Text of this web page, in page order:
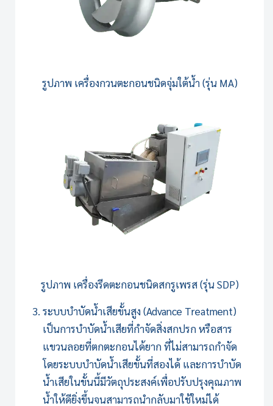
รูปภาพ เครื่องกวนตะกอนชนิดจุ่มใต้น้ำ (รุ่น MA)
รูปภาพ เครื่องรีดตะกอนชนิดสกรูเพรส (รุ่น SDP)
ระบบบำบัดน้ำเสียขั้นสูง (Advance Treatment)
เป็นการบำบัดน้ำเสียที่กำจัดสิ่งสกปรก หรือสาร
แขวนลอยที่ตกตะกอนได้ยาก ที่ไม่สามารถกำจัด
โดยระบบบำบัดน้ำเสียขั้นที่สองได้ และการบำบัด
น้ำเสียในขั้นนี้มีวัตถุประสงค์เพื่อปรับปรุงคุณภาพ
น้ำให้ดียิ่งขึ้นจนสามารถนำกลับมาใช้ใหม่ได้